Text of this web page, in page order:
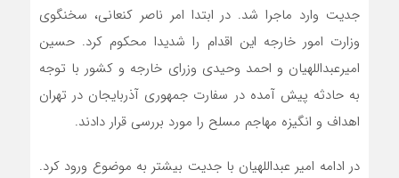
جدیت وارد ماجرا شد. در ابتدا امر ناصر کنعانی، سخنگوی
وزارت امور خارجه این اقدام را شدیدا محکوم کرد. حسین
امیرعبداللهیان و احمد وحیدی وزرای خارجه و کشور با توجه
به حادثه پیش آمده در سفارت جمهوری آذربایجان در تهران
اهداف و انگیزه مهاجم مسلح را مورد بررسی قرار دادند.
در ادامه امیر عبداللهیان با جدیت بیشتر به موضوع ورود کرد.